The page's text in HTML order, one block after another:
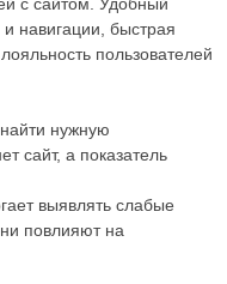
навигации, быстрая
пользователей
нужную
сайт, а показатель
выявлять слабые
повлияют на